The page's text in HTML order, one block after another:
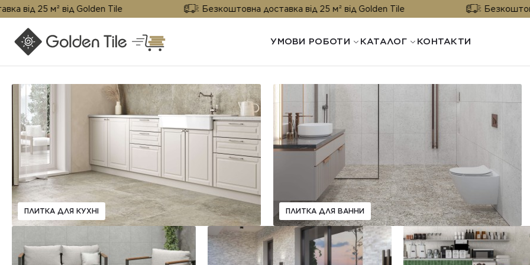
25 м² від Golden Tile Безкоштовна доставка від 25 м² від Golden Tile Безкоштовна
УМОВИ РОБОТИ КАТАЛОГ КОНТАКТИ
ПЛИТКА ДЛЯ КУХНІ ПЛИТКА ДЛЯ ВАННИ